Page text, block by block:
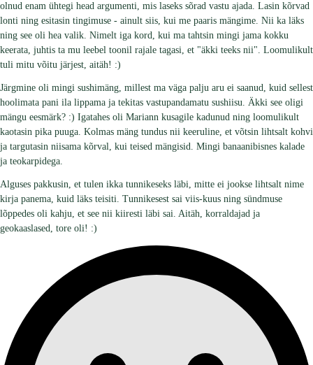
olnud enam ühtegi head argumenti, mis laseks sõrad vastu ajada. Lasin kõrvad
lonti ning esitasin tingimuse - ainult siis, kui me paaris mängime. Nii ka läks
ning see oli hea valik. Nimelt iga kord, kui ma tahtsin mingi jama kokku
keerata, juhtis ta mu leebel toonil rajale tagasi, et "äkki teeks nii". Loomulikult
tuli mitu võitu järjest, aitäh! :)
Järgmine oli mingi sushimäng, millest ma väga palju aru ei saanud, kuid sellest
hoolimata pani ila lippama ja tekitas vastupandamatu sushiisu. Äkki see oligi
mängu eesmärk? :) Igatahes oli Mariann kusagile kadunud ning loomulikult
kaotasin pika puuga. Kolmas mäng tundus nii keeruline, et võtsin lihtsalt kohvi
ja targutasin niisama kõrval, kui teised mängisid. Mingi banaanibisnes kalade
ja teokarpidega.
Alguses pakkusin, et tulen ikka tunnikeseks läbi, mitte ei jookse lihtsalt nime
kirja panema, kuid läks teisiti. Tunnikesest sai viis-kuus ning sündmuse
lõppedes oli kahju, et see nii kiiresti läbi sai. Aitäh, korraldajad ja
geokaaslased, tore oli! :)